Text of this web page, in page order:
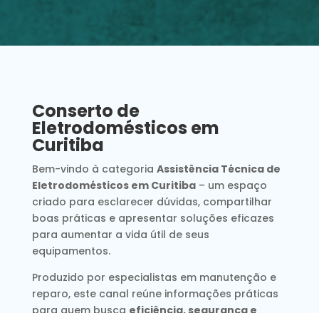
Conserto de
Eletrodomésticos em
Curitiba
Bem-vindo à categoria Assistência Técnica de
Eletrodomésticos em Curitiba– um espaço
criado para esclarecer dúvidas, compartilhar
boas práticas e apresentar soluções eficazes
para aumentar a vida útil de seus
equipamentos.
Produzido por especialistas em manutenção e
reparo, este canal reúne informações práticas
para quem busca eficiência, segurança e